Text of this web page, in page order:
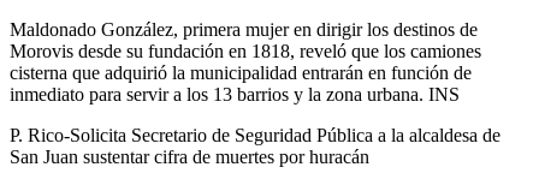
Maldonado González, primera mujer en dirigir los destinos de
Morovis desde su fundación en 1818, reveló que los camiones
cisterna que adquirió la municipalidad entrarán en función de
inmediato para servir a los 13 barrios y la zona urbana. INS
P. Rico-Solicita Secretario de Seguridad Pública a la alcaldesa de
San Juan sustentar cifra de muertes por huracán